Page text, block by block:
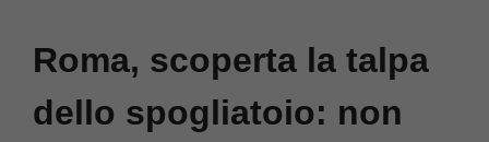
Roma, scoperta la talpa
dello spogliatoio: non